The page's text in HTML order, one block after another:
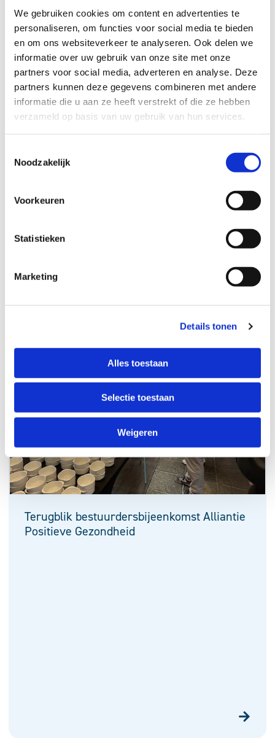
We gebruiken cookies om content en advertenties te
personaliseren, om functies voor social media te bieden
en om ons websiteverkeer te analyseren. Ook delen we
informatie over uw gebruik van onze site met onze
partners voor social media, adverteren en analyse. Deze
partners kunnen deze gegevens combineren met andere
informatie die u aan ze heeft verstrekt of die ze hebben
verzameld op basis van uw gebruik van hun services.
Noodzakelijk
Voorkeuren
Statistieken
Marketing
Details tonen
Alles toestaan
Selectie toestaan
Weigeren
Wijkgericht werken Amstelland zorgt voor
Terugblik bestuurdersbijeenkomst Alliantie
Positieve Gezondheid